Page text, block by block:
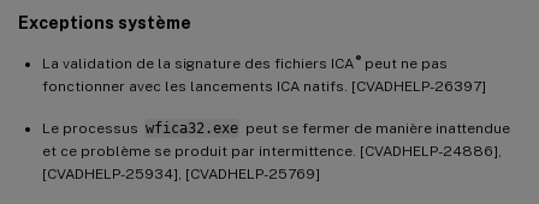
Exceptions système
La validation de la signature des fichiers ICA ®peut ne pas
fonctionner avec les lancements ICA natifs. [CVADHELP-26397]
Le processus wfica32.exe peut se fermer de manière inattendue
et ce problème se produit par intermittence. [CVADHELP-24886],
[CVADHELP-25934], [CVADHELP-25769]